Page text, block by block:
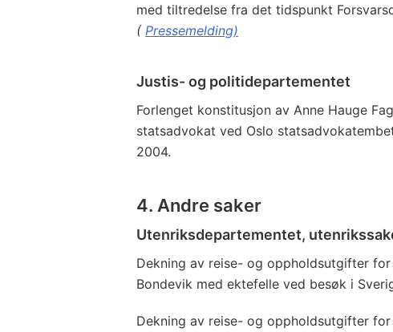
med tiltredelse fra det tidspunkt
( Pressemelding)
Justis- og politidepartementet
Forlenget konstitusjon av Anne Hauge
statsadvokat ved Oslo
2004.
4. Andre saker
Utenriksdepartementet,
Dekning av reise- og oppholdsutgifter
Bondevik med ektefelle ved besøk i
Dekning av reise- og oppholdsutgifter